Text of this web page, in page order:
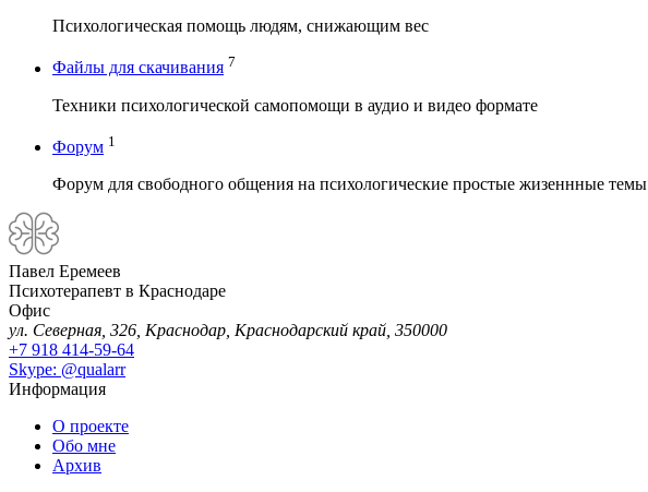
Психологическая помощь людям, снижающим вес
Файлы для скачивания 7
Техники психологической самопомощи в аудио и видео формате
Форум 1
Форум для свободного общения на психологические простые жизеннные темы
Павел Еремеев
Психотерапевт в Краснодаре
Офис
ул. Северная, 326, Краснодар, Краснодарский край, 350000
+7 918 414-59-64
Skype: @qualarr
Информация
О проекте
Обо мне
Архив